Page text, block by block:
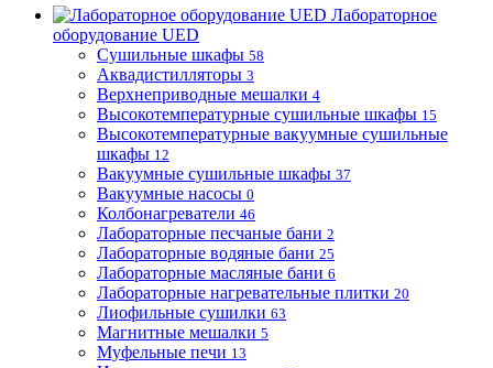
Лабораторное
оборудование UED
Сушильные шкафы 58
Аквадистилляторы 3
Верхнеприводные мешалки 4
Высокотемпературные сушильные шкафы 15
Высокотемпературные вакуумные сушильные
шкафы 12
Вакуумные сушильные шкафы 37
Вакуумные насосы 0
Колбонагреватели 46
Лабораторные песчаные бани 2
Лабораторные водяные бани 25
Лабораторные масляные бани 6
Лабораторные нагревательные плитки 20
Лиофильные сушилки 63
Магнитные мешалки 5
Муфельные печи 13